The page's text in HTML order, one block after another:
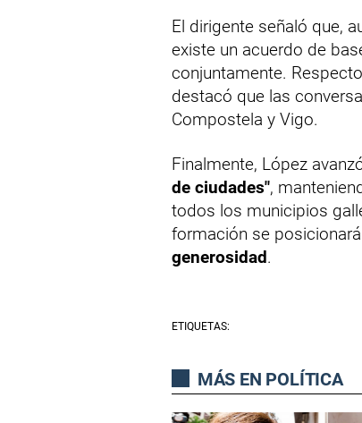
El dirigente señaló que,
existe un acuerdo de
conjuntamente.
destacó que las
Compostela y Vigo.
Finalmente, López
de ciudades",
todos los municipios
formación se
generosidad.
ETIQUETAS:
MÁS EN POLÍTICA